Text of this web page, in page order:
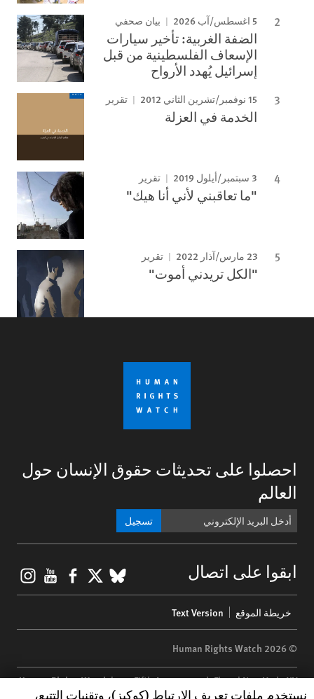
5 اغسطس/آب 2026 بيان صحفي
الضفة الغربية: تأخير سيارات
الإسعاف الفلسطينية من قبل
إسرائيل يُهدد الأرواح
15 نوفمبر/تشرين الثاني 2012 تقرير
الخدمة في العزلة
3 سبتمبر/أيلول 2019 تقرير
"ما تعاقبني لأني أنا هيك"
23 مارس/آذار 2022 تقرير
"الكل تريدني أموت"
احصلوا على تحديثات حقوق الإنسان حول
العالم
تسجيل
ابقوا على اتصال BlueSky
X
menu
خريطة الموقع Text Version
© 2026 Human Rights Watch
Human Rights Watch| 350 Fifth Avenue, 34th Floor | New York,NY
10118-3299 USA|t 1.212.290.4700
Human Rights Watch cookie preferences
نستخدم ملفات تعريف الارتباط (كوكيز)، وتقنيات التتبع،